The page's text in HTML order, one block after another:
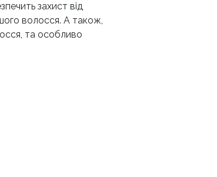
захист від
волосся. А також,
та особливо